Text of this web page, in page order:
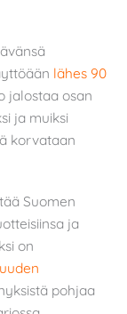
lähes 90
jalostaa osan
ja muiksi
korvataan
Suomen
ja
on
pohjaa